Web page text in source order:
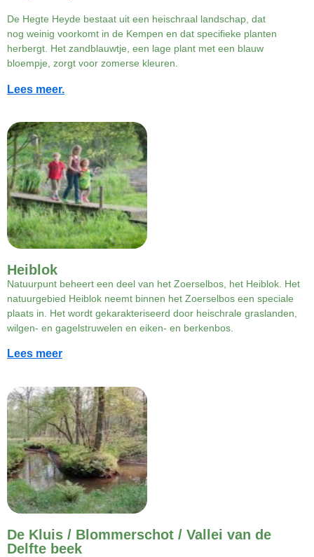
De Hegte Heyde bestaat uit een heischraal landschap, dat
nog weinig voorkomt in de Kempen en dat specifieke planten
herbergt. Het zandblauwtje, een lage plant met een blauw
bloempje, zorgt voor zomerse kleuren.
Lees meer.
Heiblok
Natuurpunt beheert een deel van het Zoerselbos, het Heiblok. Het
natuurgebied Heiblok neemt binnen het Zoerselbos een speciale
plaats in. Het wordt gekarakteriseerd door heischrale graslanden,
wilgen- en gagelstruwelen en eiken- en berkenbos.
Lees meer
De Kluis / Blommerschot / Vallei van de
Delfte beek